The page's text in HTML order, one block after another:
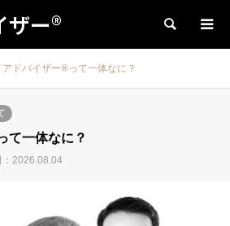
ザー® 検索
アドバイザー®って一体なに？
て一体なに？
：2026.08.04